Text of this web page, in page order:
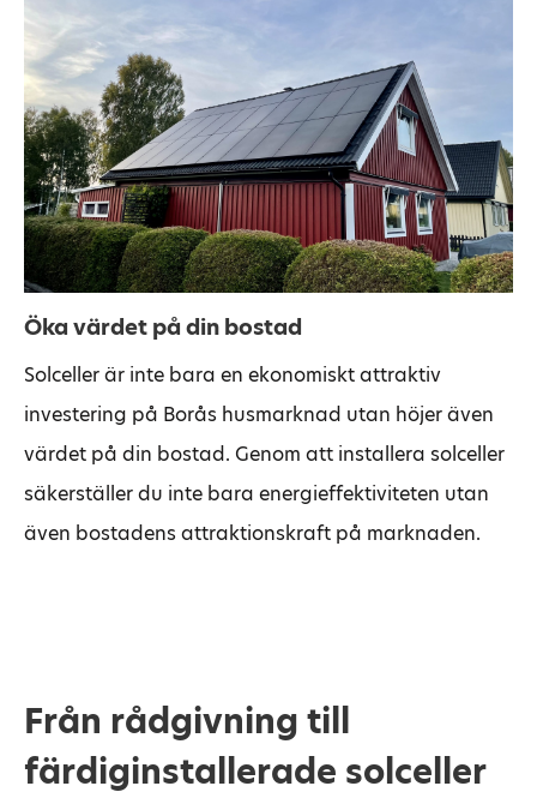
Öka värdet på din bostad
Solceller är inte bara en ekonomiskt attraktiv
investering på Borås husmarknad utan höjer även
värdet på din bostad. Genom att installera solceller
säkerställer du inte bara energieffektiviteten utan
även bostadens attraktionskraft på marknaden.
Från rådgivning till
färdiginstallerade solceller